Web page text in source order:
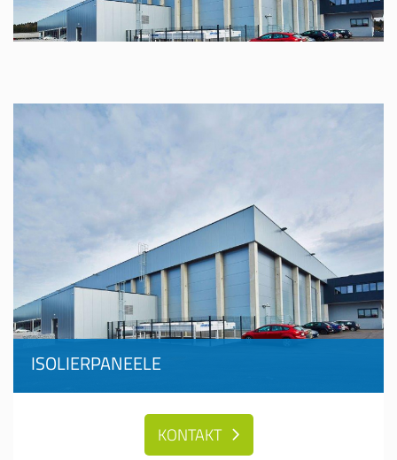
ISOLIERPANEELE
KONTAKT